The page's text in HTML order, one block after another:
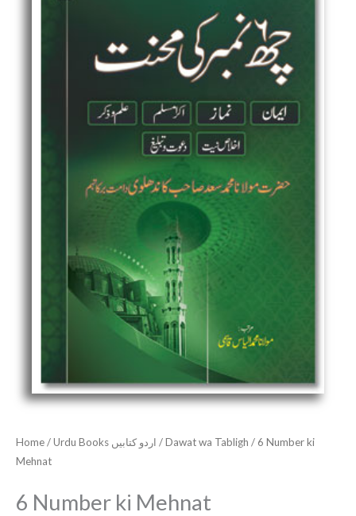
Home/ Urdu Books اردو کتابیں /Dawat wa Tabligh / 6 Number ki
Mehnat
6 Number ki Mehnat